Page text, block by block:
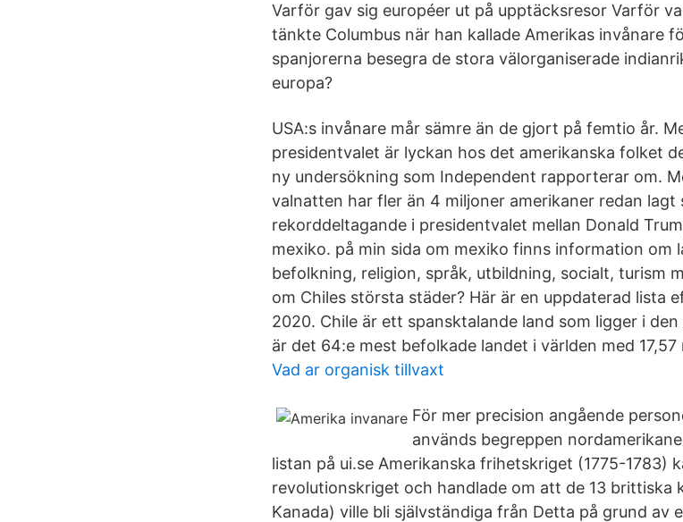
Varför gav sig européer ut på upptäcksresor Varför
tänkte Columbus när han kallade Amerikas invånare
spanjorerna besegra de stora välorganiserade
europa?
USA:s invånare mår sämre än de gjort på femtio år.
presidentvalet är lyckan hos det amerikanska folket
ny undersökning som Independent rapporterar om.
valnatten har fler än 4 miljoner amerikaner redan
rekorddeltagande i presidentvalet mellan Donald
mexiko. på min sida om mexiko finns information om
befolkning, religion, språk, utbildning, socialt, turism
om Chiles största städer? Här är en uppdaterad lista
2020. Chile är ett spansktalande land som ligger i
är det 64:e mest befolkade landet i världen med 17,57
Vad ar organisk tillvaxt
För mer precision angående
används begreppen
listan på ui.se Amerikanska frihetskriget (1775-1783)
revolutionskriget och handlade om att de 13 brittiska
Kanada) ville bli självständiga från Detta på grund av